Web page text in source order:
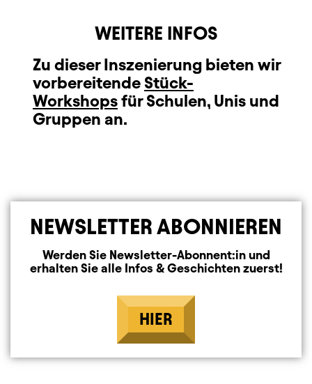
WEITERE INFOS
Zu dieser Inszenierung bieten wir
vorbereitende Stück-
Workshopsfür Schulen, Unis und
Gruppen an.
NEWSLETTER ABONNIEREN
Werden Sie Newsletter-Abonnent:in und
erhalten Sie alle Infos & Geschichten zuerst!
HIER